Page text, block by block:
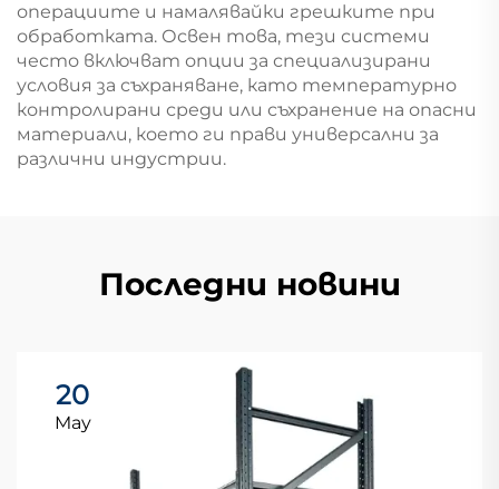
операциите и намалявайки грешките при
обработката. Освен това, тези системи
често включват опции за специализирани
условия за съхраняване, като температурно
контролирани среди или съхранение на опасни
материали, което ги прави универсални за
различни индустрии.
Последни новини
20
May